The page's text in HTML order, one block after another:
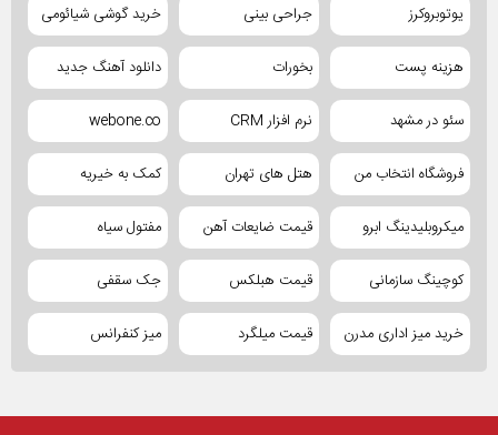
یوتوبروکرز جراحی بینی خرید گوشی شیائومی
هزینه پست بخورات دانلود آهنگ جدید
سئو در مشهد نرم افزار CRM webone.co
فروشگاه انتخاب من هتل های تهران کمک به خیریه
میکروبلیدینگ ابرو قیمت ضایعات آهن مفتول سیاه
کوچینگ سازمانی قیمت هبلکس جک سقفی
خرید میز اداری مدرن قیمت میلگرد میز کنفرانس